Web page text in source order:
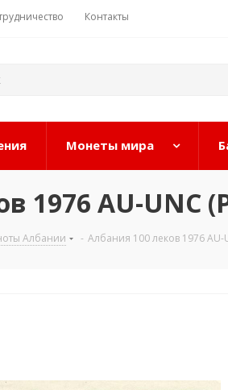
Контакты
Монеты мира
1976 AU-UNC
Албании - Албания 100 леков 1976 AU-